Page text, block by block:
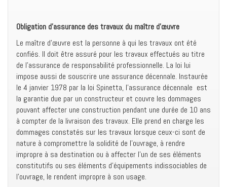
Obligation d’assurance des travaux du maître d’œuvre
Le maître d’œuvre est la personne à qui les travaux ont été
confiés. Il doit être assuré pour les travaux effectués au titre
de l’assurance de responsabilité professionnelle. La loi lui
impose aussi de souscrire une assurance décennale. Instaurée
le 4 janvier 1978 par la loi Spinetta, l’assurance décennale est
la garantie due par un constructeur et couvre les dommages
pouvant affecter une construction pendant une durée de 10 ans
à compter de la livraison des travaux. Elle prend en charge les
dommages constatés sur les travaux lorsque ceux-ci sont de
nature à compromettre la solidité de l’ouvrage, à rendre
impropre à sa destination ou à affecter l’un de ses éléments
constitutifs ou ses éléments d’équipements indissociables de
l’ouvrage, le rendent impropre à son usage.